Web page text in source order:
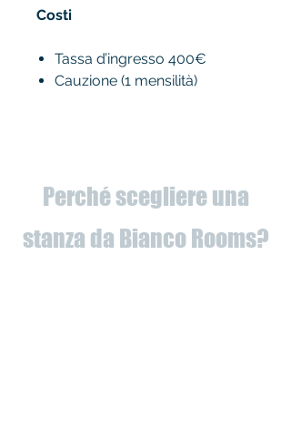
Costi
Tassa d’ingresso 400€
Cauzione (1 mensilità)
Perché scegliere una
stanza da Bianco Rooms?